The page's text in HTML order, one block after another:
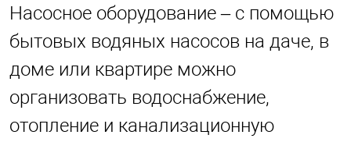
Насосное оборудование – с помощью
бытовых водяных насосов на даче, в
доме или квартире можно
организовать водоснабжение,
отопление и канализационную